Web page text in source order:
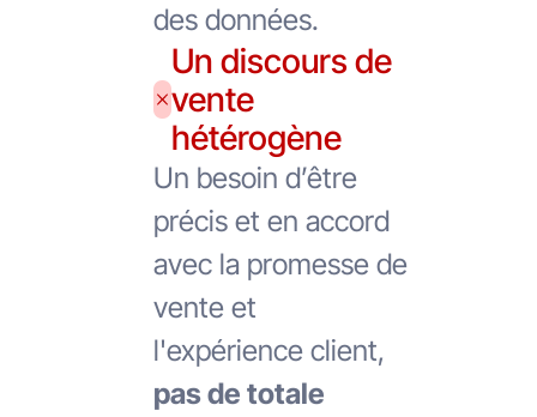
des données.
Un discours de
vente
hétérogène
Un besoin d’être
précis et en accord
avec la promesse de
vente et
l'expérience client,
pas de totale